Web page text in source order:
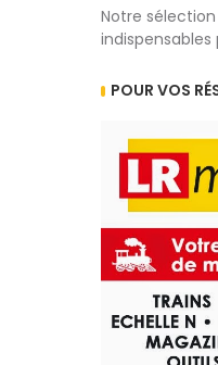
Notre
indispensables
POUR VOS